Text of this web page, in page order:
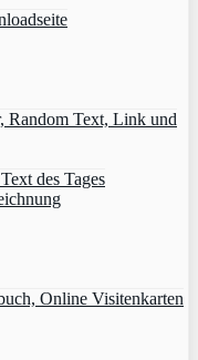
Random Text, Link und
des Tages
Online Visitenkarten